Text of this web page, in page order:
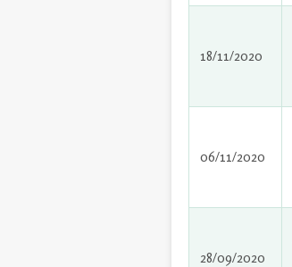
18/11/2020
06/11/2020
28/09/2020